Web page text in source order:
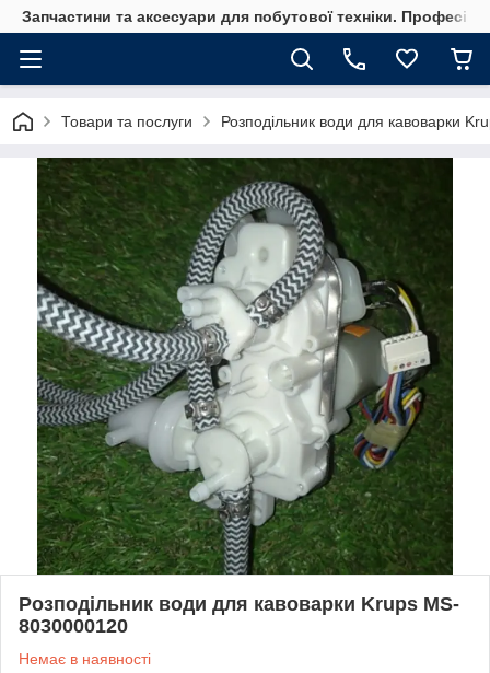
Запчастини та аксесуари для побутової техніки.
Товари та послуги Розподільник води для кавоварки
Розподільник води для кавоварки Krups MS-
8030000120
Немає в наявності